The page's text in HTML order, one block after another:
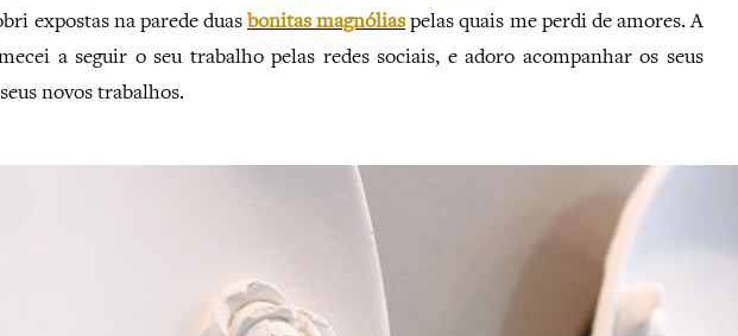
expostas na parede duas bonitas magnóliaspelas quais me perdi de amores. A
a seguir o seu trabalho pelas redes sociais, e adoro acompanhar os seus
novos trabalhos.